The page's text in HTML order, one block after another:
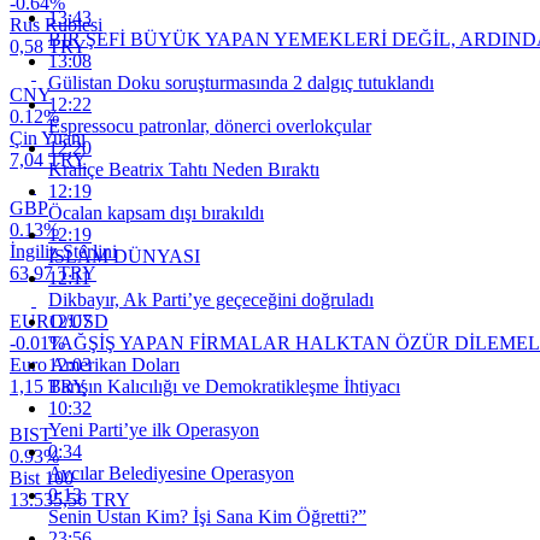
Rus Rublesi
0,58 TRY
CNY
0.12%
Çin Yuanı
7,04 TRY
GBP
0.13%
İngiliz Sterlini
63,97 TRY
EURO/USD
-0.01%
Euro Amerikan Doları
1,15 TRY
BIST
0.93%
Bist 100
13.535,56 TRY
13:43
BİR ŞEFİ BÜYÜK YAPAN YEMEKLERİ DEĞİL,
13:08
Gülistan Doku soruşturmasında 2 dalgıç tutuklandı
12:22
Espressocu patronlar, dönerci overlokçular
12:20
Kraliçe Beatrix Tahtı Neden Bıraktı
12:19
Öcalan kapsam dışı bırakıldı
12:19
İSLÂM DÜNYASI
12:11
Dikbayır, Ak Parti’ye geçeceğini doğruladı
12:07
TAĞŞİŞ YAPAN FİRMALAR HALKTAN ÖZÜR
12:03
Barışın Kalıcılığı ve Demokratikleşme İhtiyacı
10:32
Yeni Parti’ye ilk Operasyon
0:34
Avcılar Belediyesine Operasyon
0:13
Senin Ustan Kim? İşi Sana Kim Öğretti?”